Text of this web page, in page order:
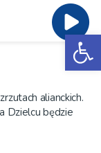
alianckich.
Dzielcu będzie